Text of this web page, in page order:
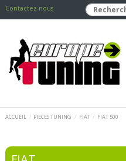
Contactez-nous
ACCUEIL PIECES TUNING FIAT FIAT 500